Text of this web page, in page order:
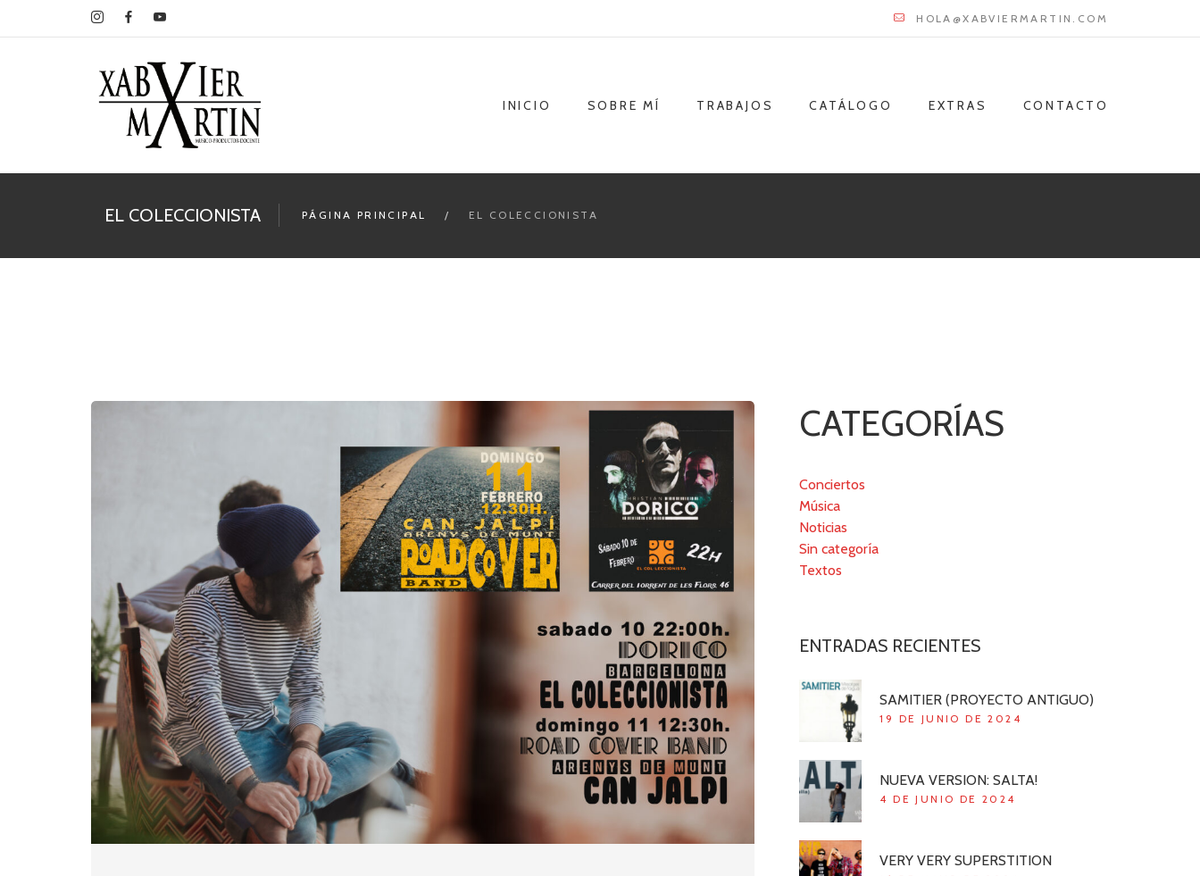
HOLA@XABVIERMARTIN.COM
INICIO SOBRE MÍ TRABAJOS CATÁLOGO EXTRAS CONTACTO
EL COLECCIONISTA PÁGINA PRINCIPAL EL COLECCIONISTA
CATEGORÍAS
Conciertos
Música
Noticias
Sin categoría
Textos
ENTRADAS RECIENTES
SAMITIER (PROYECTO ANTIGUO)
19 DE JUNIO DE 2024
NUEVA VERSION: SALTA!
4 DE JUNIO DE 2024
VERY VERY SUPERSTITION